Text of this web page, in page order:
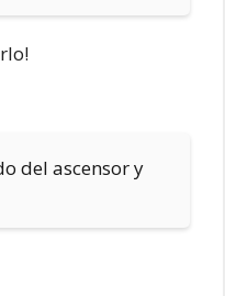
del ascensor y